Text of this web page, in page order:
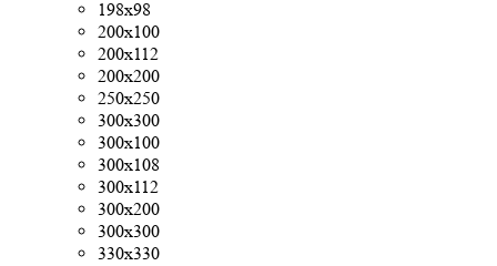
198x98
200x100
200х112
200х200
250х250
300x300
300х100
300х108
300х112
300х200
300х300
330х330